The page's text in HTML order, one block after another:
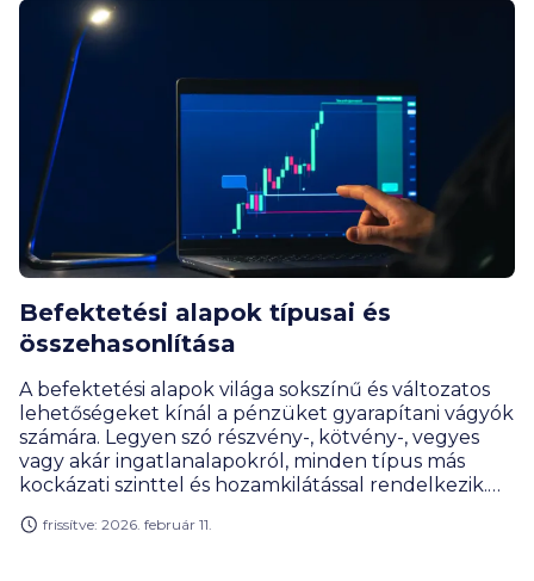
Befektetési alapok típusai és
összehasonlítása
A befektetési alapok világa sokszínű és változatos
lehetőségeket kínál a pénzüket gyarapítani vágyók
számára. Legyen szó részvény-, kötvény-, vegyes
vagy akár ingatlanalapokról, minden típus más
kockázati szinttel és hozamkilátással rendelkezik.
frissítve: 2026. február 11.